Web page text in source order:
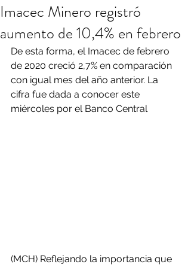
Imacec Minero registró
aumento de 10,4% en febrero
De esta forma, el Imacec de febrero
de 2020 creció 2,7% en comparación
con igual mes del año anterior. La
cifra fue dada a conocer este
miércoles por el Banco Central
(MCH) Reflejando la importancia que